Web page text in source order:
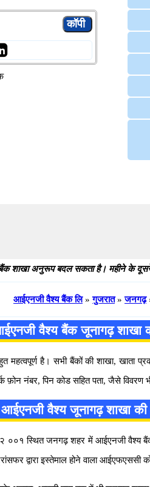
शाखा अनुरूप बदल सकता है। महीने के
आईएनजी वैश्य बैंक लि » गुजरात » जनगढ़
वैश्य बैंक जूनागढ़
महत्वपूर्ण है। सभी बैंकों की शाखा,
नंबर, पिन कोड सहित पता, जैसे विवरण
आईएनजी वैश्य जूनागढ़ शाखा की
स्थित जनगढ़ शहर में आईएनजी वैश्य
द्वारा इस्तेमाल होने वाला